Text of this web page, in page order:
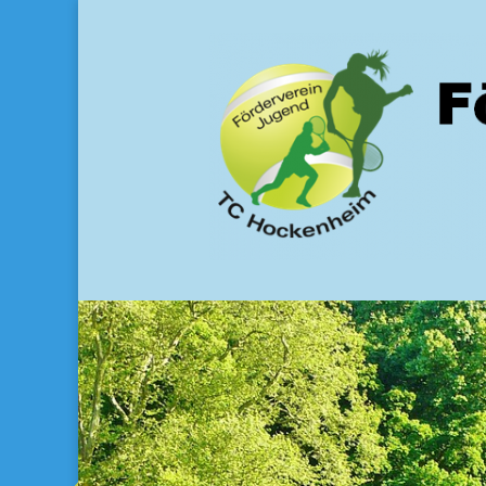
Förderverein